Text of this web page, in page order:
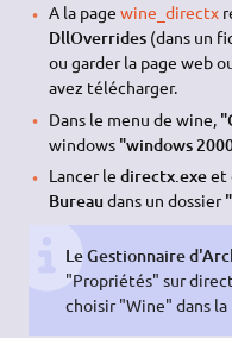
A la page wine_directx
DllOverrides(dans un
ou garder la page web
avez télécharger.
Dans le menu de wine,
windows "windows
Lancer le directx.exeet
Bureau dans un dossier
Le Gestionnaire
"Propriétés" sur
choisir "Wine" dans